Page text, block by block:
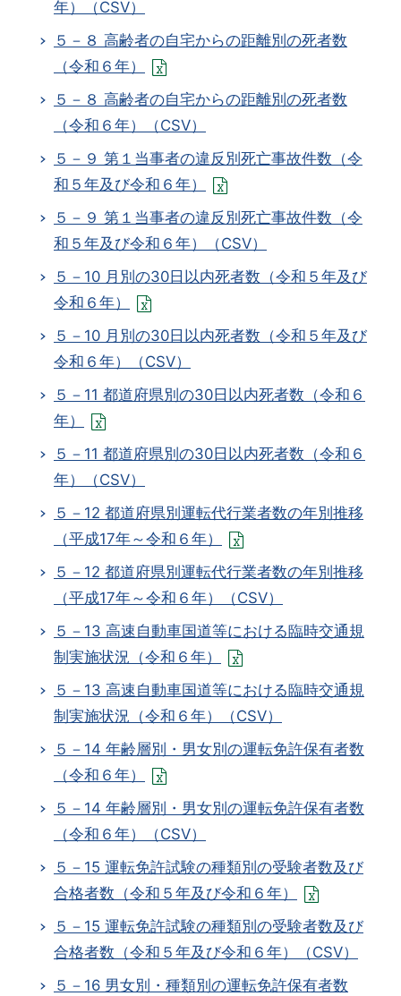
年）（CSV）
５－８ 高齢者の自宅からの距離別の死者数
（令和６年）
５－８ 高齢者の自宅からの距離別の死者数
（令和６年）（CSV）
５－９ 第１当事者の違反別死亡事故件数（令
和５年及び令和６年）
５－９ 第１当事者の違反別死亡事故件数（令
和５年及び令和６年）（CSV）
５－10 月別の30日以内死者数（令和５年及び
令和６年）
５－10 月別の30日以内死者数（令和５年及び
令和６年）（CSV）
５－11 都道府県別の30日以内死者数（令和６
年）
５－11 都道府県別の30日以内死者数（令和６
年）（CSV）
５－12 都道府県別運転代行業者数の年別推移
（平成17年～令和６年）
５－12 都道府県別運転代行業者数の年別推移
（平成17年～令和６年）（CSV）
５－13 高速自動車国道等における臨時交通規
制実施状況（令和６年）
５－13 高速自動車国道等における臨時交通規
制実施状況（令和６年）（CSV）
５－14 年齢層別・男女別の運転免許保有者数
（令和６年）
５－14 年齢層別・男女別の運転免許保有者数
（令和６年）（CSV）
５－15 運転免許試験の種類別の受験者数及び
合格者数（令和５年及び令和６年）
５－15 運転免許試験の種類別の受験者数及び
合格者数（令和５年及び令和６年）（CSV）
５－16 男女別・種類別の運転免許保有者数